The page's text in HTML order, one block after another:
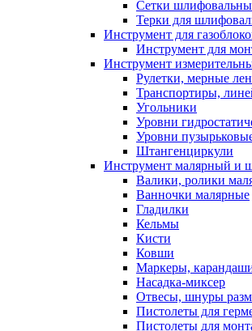
Сетки
Терки для
Инструмент для
Инструмент для
Инструмент
Рулетки, мерные
Транспортиры,
Угольники
Уровни
Уровни
Штангенциркули
Инструмент малярный и
Валики, ролики
Ванночки малярные
Гладилки
Кельмы
Кисти
Ковши
Маркеры,
Насадка-миксер
Отвесы, шнуры
Пистолеты для
Пистолеты для